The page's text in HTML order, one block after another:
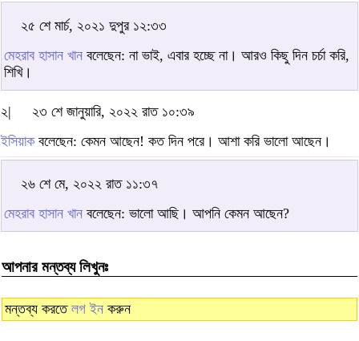
২৫ শে মার্চ, ২০২১ দুপুর ১২:৩৩
মেহরাব হাসান খান বলেছেন: না ভাই, এবার হচ্ছে না। আরও কিছু দিন চর্চা করি,
শিখি।
২|
২৩ শে জানুয়ারি, ২০২২ রাত ১০:৩৯
ইসিয়াকবলেছেন: কেমন আছেন! কত দিন পরে। আশা করি ভালো আছেন।
২৬ শে মে, ২০২২ রাত ১১:৩৭
মেহরাব হাসান খান বলেছেন: ভালো আছি। আপনি কেমন আছেন?
আপনার মন্তব্য লিখুনঃ
মন্তব্য করতে লগ ইন করুন